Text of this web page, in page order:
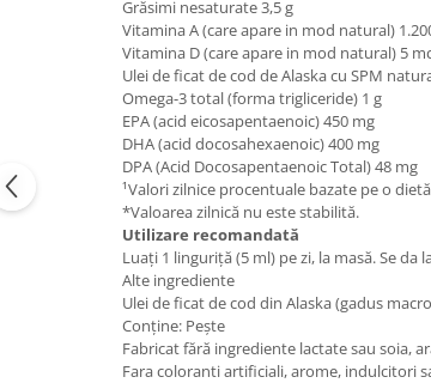
Grăsimi nesaturate 3,5 g
Vitamina A (care apare in mod natural)
Vitamina D (care apare in mod natural) 5
Ulei de ficat de cod de Alaska cu SPM
Omega-3 total (forma trigliceride) 1 g
EPA (acid eicosapentaenoic) 450 mg
DHA (acid docosahexaenoic) 400 mg
DPA (Acid Docosapentaenoic Total) 48 mg
¹Valori zilnice procentuale bazate pe o
*Valoarea zilnică nu este stabilită.
Utilizare recomandată
Luați 1 linguriță (5 ml) pe zi, la masă. Se
Alte ingrediente
Ulei de ficat de cod din Alaska (gadus
Conține: Pește
Fabricat fără ingrediente lactate sau soia,
Fara coloranti artificiali, arome, indulcitori